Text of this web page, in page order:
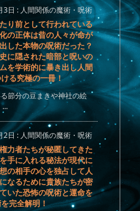
3日 : 人間関係の魔術・呪術
り前として行われている
の正体は昔の人々が命が
した本物の呪術だった？
に隠された暗部と呪いの
を学術的に暴き出し人間
る究極の一冊！
節分の豆まきや神社の絵
...
2日: 人間関係の魔術・呪術
力者たちが秘匿してきた
手に入れる秘法が現代に
の相手の心を独占して人
なるために貴族たちが密
いた恐怖の呪術と運命を
完全解明！